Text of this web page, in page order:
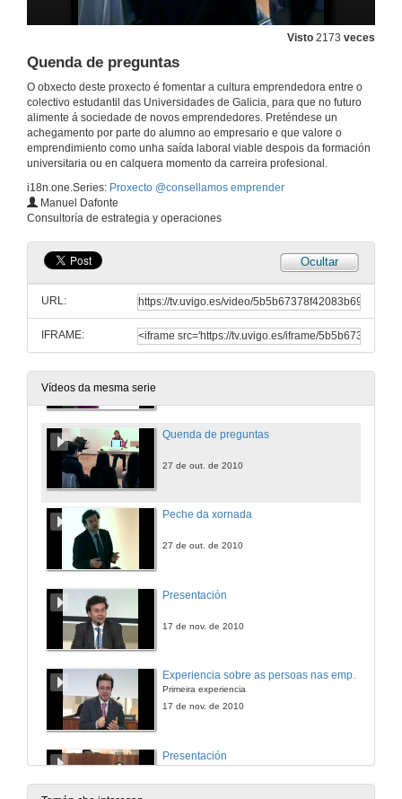
Visto 2173 veces
Quenda de preguntas
O obxecto deste proxecto é fomentar a cultura emprendedora entre o
colectivo estudantil das Universidades de Galicia, para que no futuro
alimente á sociedade de novos emprendedores. Preténdese un
achegamento por parte do alumno ao empresario e que valore o
emprendimiento como unha saída laboral viable despois da formación
universitaria ou en calquera momento da carreira profesional.
i18n.one.Series: Proxecto @consellamos emprender
Manuel Dafonte
Consultoría de estrategia y operaciones
Ocultar
URL:
IFRAME:
Vídeos da mesma serie
Presentación do programa
27 de out. de 2010
Visión dunha empresa local cun crecemento importante e en proceso de internacionalización.
Primeira experiencia
27 de out. de 2010
Con esforzo e apoiándote nas redes do asociacionismo pódese levantar unha empresa
Quenda de preguntas
27 de out. de 2010
Peche da xornada
27 de out. de 2010
Presentación
17 de nov. de 2010
Experiencia sobre as persoas nas empresas e o impacto das redes sociais
Primeira experiencia
17 de nov. de 2010
Presentación
17 de nov. de 2010